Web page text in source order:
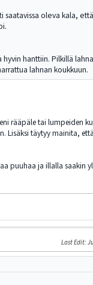
oleva kala,
hanttiin. Pilkillä
lahnan koukkuun.
rääpäle tai lumpeiden
Lisäksi täytyy mainita,
puuhaa ja illalla saakin
Last Edit: